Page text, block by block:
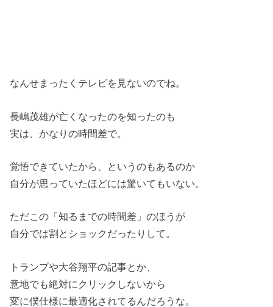
なんせまったくテレビを見ないのでね。
長嶋茂雄が亡くなったのを知ったのも
実は、かなりの時間差で。
覚悟できていたから、というのもあるのか
自分が思っていたほどには驚いてもいない。
ただこの「知るまでの時間差」のほうが
自分では割とショックだったりして。
トランプや大谷翔平の記事とか、
意地でも絶対にクリックしないから
変に僕仕様に最適化されてるんだろうな。